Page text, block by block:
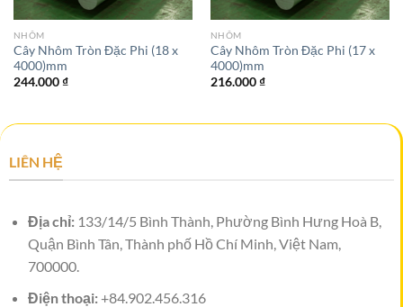
NHÔM
Cây Nhôm Tròn Đặc Phi (18 x
4000)mm
244.000₫
NHÔM
Cây Nhôm Tròn Đặc Phi (17 x
4000)mm
216.000₫
LIÊN HỆ
Địa chỉ:133/14/5 Bình Thành, Phường Bình Hưng Hoà B,
Quận Bình Tân, Thành phố Hồ Chí Minh, Việt Nam,
700000.
Điện thoại:+84.902.456.316